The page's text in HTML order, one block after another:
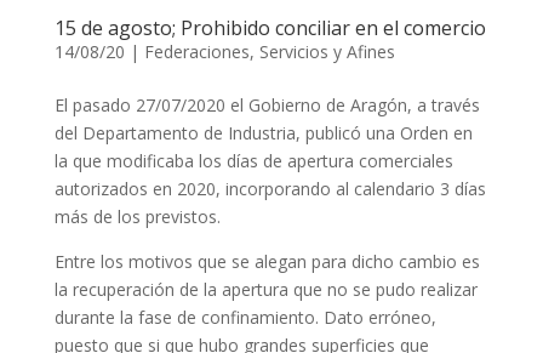
15 de agosto; Prohibido conciliar en el comercio
14/08/20 | Federaciones, Servicios y Afines
El pasado 27/07/2020 el Gobierno de Aragón, a través
del Departamento de Industria, publicó una Orden en
la que modificaba los días de apertura comerciales
autorizados en 2020, incorporando al calendario 3 días
más de los previstos.
Entre los motivos que se alegan para dicho cambio es
la recuperación de la apertura que no se pudo realizar
durante la fase de confinamiento. Dato erróneo,
puesto que si que hubo grandes superficies que